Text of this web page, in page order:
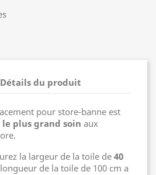
Détails du produit
pour store-banne est
le plus grand soin aux
la largeur de la toile de 40
de la toile de 100 cm a